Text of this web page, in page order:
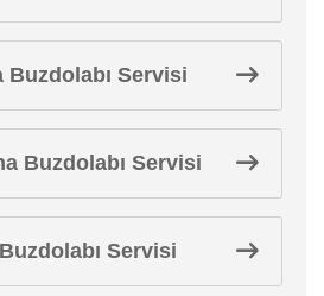
Buzdolabı Servisi
Buzdolabı Servisi
Servisi